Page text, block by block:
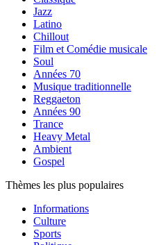
Jazz
Latino
Chillout
Film et Comédie musicale
Soul
Années 70
Musique traditionnelle
Reggaeton
Années 90
Trance
Heavy Metal
Ambient
Gospel
Thèmes les plus populaires
Informations
Culture
Sports